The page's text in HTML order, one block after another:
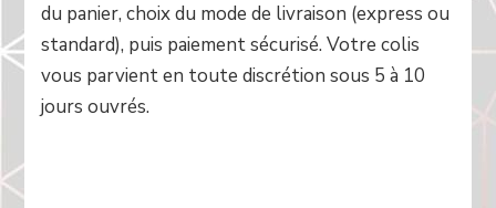
du panier, choix du mode de livraison (express ou
standard), puis paiement sécurisé. Votre colis
vous parvient en toute discrétion sous 5 à 10
jours ouvrés.